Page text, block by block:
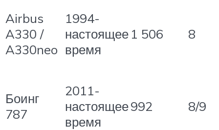
Airbus
A330 /
A330neo
1994-
настоящее
время
1 506 8
Боинг
787
2011-
настоящее
время
992 8/9